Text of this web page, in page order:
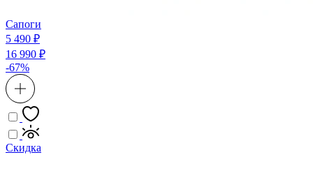
Сапоги
5 490 ₽
16 990 ₽
-67%
Скидка